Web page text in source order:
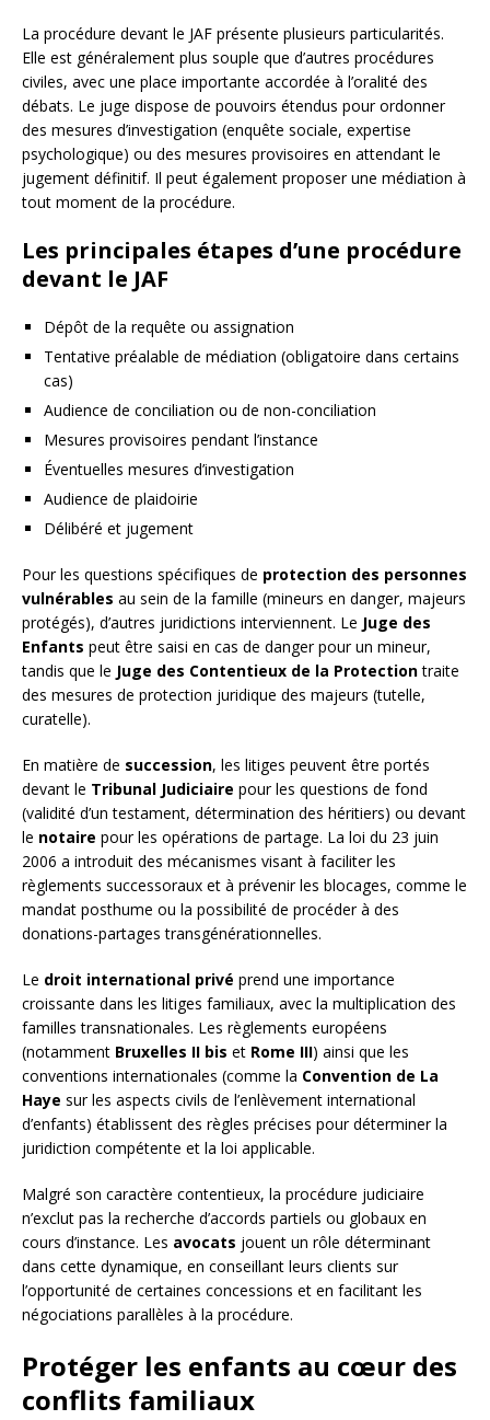
La procédure devant le JAF présente plusieurs particularités.
Elle est généralement plus souple que d’autres procédures
civiles, avec une place importante accordée à l’oralité des
débats. Le juge dispose de pouvoirs étendus pour ordonner
des mesures d’investigation (enquête sociale, expertise
psychologique) ou des mesures provisoires en attendant le
jugement définitif. Il peut également proposer une médiation à
tout moment de la procédure.
Les principales étapes d’une procédure
devant le JAF
Dépôt de la requête ou assignation
Tentative préalable de médiation (obligatoire dans certains
cas)
Audience de conciliation ou de non-conciliation
Mesures provisoires pendant l’instance
Éventuelles mesures d’investigation
Audience de plaidoirie
Délibéré et jugement
Pour les questions spécifiques de protection des personnes
vulnérables au sein de la famille (mineurs en danger, majeurs
protégés), d’autres juridictions interviennent. Le Juge des
Enfants peut être saisi en cas de danger pour un mineur,
tandis que le Juge des Contentieux de la Protectiontraite
des mesures de protection juridique des majeurs (tutelle,
curatelle).
En matière de succession, les litiges peuvent être portés
devant le Tribunal Judiciaire pour les questions de fond
(validité d’un testament, détermination des héritiers) ou devant
le notaire pour les opérations de partage. La loi du 23 juin
2006 a introduit des mécanismes visant à faciliter les
règlements successoraux et à prévenir les blocages, comme le
mandat posthume ou la possibilité de procéder à des
donations-partages transgénérationnelles.
Le droit international privé prend une importance
croissante dans les litiges familiaux, avec la multiplication des
familles transnationales. Les règlements européens
(notamment Bruxelles II bis et Rome III) ainsi que les
conventions internationales (comme la Convention de La
Haye sur les aspects civils de l’enlèvement international
d’enfants) établissent des règles précises pour déterminer la
juridiction compétente et la loi applicable.
Malgré son caractère contentieux, la procédure judiciaire
n’exclut pas la recherche d’accords partiels ou globaux en
cours d’instance. Les avocats jouent un rôle déterminant
dans cette dynamique, en conseillant leurs clients sur
l’opportunité de certaines concessions et en facilitant les
négociations parallèles à la procédure.
Protéger les enfants au cœur des
conflits familiaux